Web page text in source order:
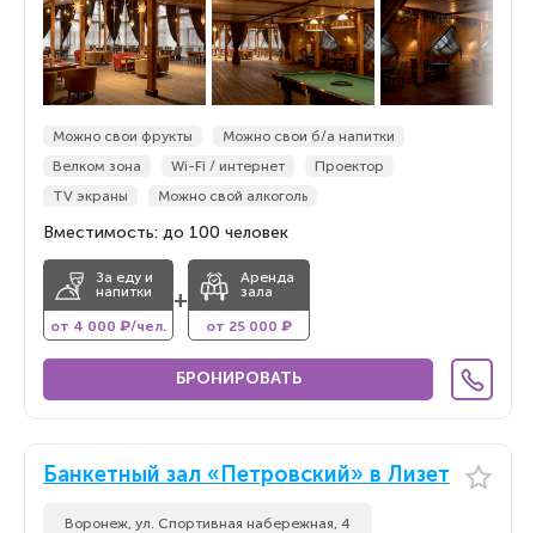
Можно свои фрукты
Можно свои б/а напитки
Велком зона
Wi-Fi / интернет
Проектор
TV экраны
Можно свой алкоголь
Вместимость: до 100 человек
За еду и
напитки
от 4 000 ₽/чел.
+
Аренда
зала
от 25 000 ₽
БРОНИРОВАТЬ
Банкетный зал «Петровский» в Лизет
Воронеж, ул. Спортивная набережная, 4